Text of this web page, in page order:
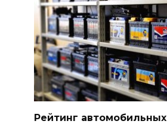
Рейтинг автомобильных